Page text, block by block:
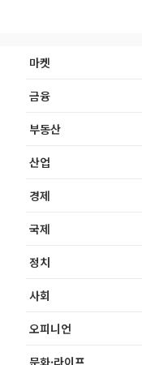
마켓
금융
부동산
산업
경제
국제
정치
사회
오피니언
문화·라이프